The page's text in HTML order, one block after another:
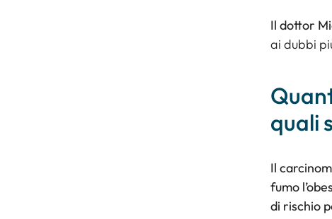
Il dottor
ai dubbi
quali
Il
fumo
di rischio